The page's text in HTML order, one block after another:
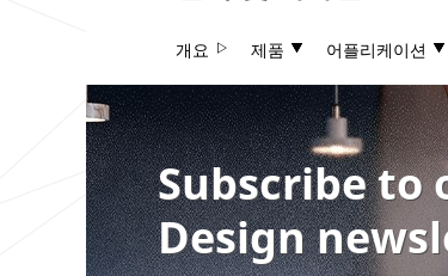
개요 제품 어플리케이션
Subscribe
Design